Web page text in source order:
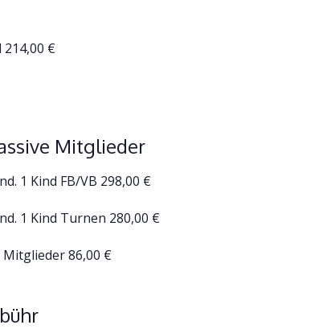
€
Mitglieder
1 Kind FB/VB 298,00 €
1 Kind Turnen 280,00 €
86,00 €